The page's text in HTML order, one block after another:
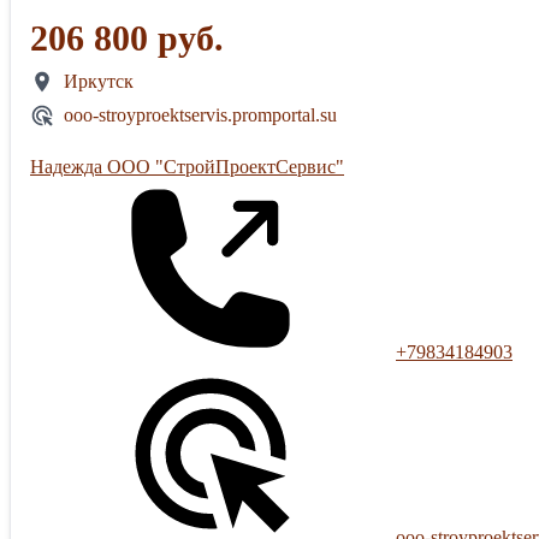
206 800 руб.
Иркутск
ooo-stroyproektservis.promportal.su
Надежда ООО "СтройПроектСервис"
+79834184903